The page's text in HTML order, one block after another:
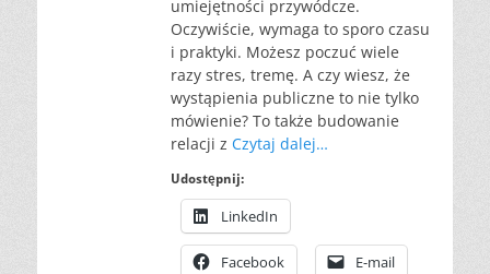
umiejętności przywódcze.
Oczywiście, wymaga to sporo czasu
i praktyki. Możesz poczuć wiele
razy stres, tremę. A czy wiesz, że
wystąpienia publiczne to nie tylko
mówienie? To także budowanie
relacji z Czytaj dalej…
Udostępnij:
LinkedIn
Facebook E-mail